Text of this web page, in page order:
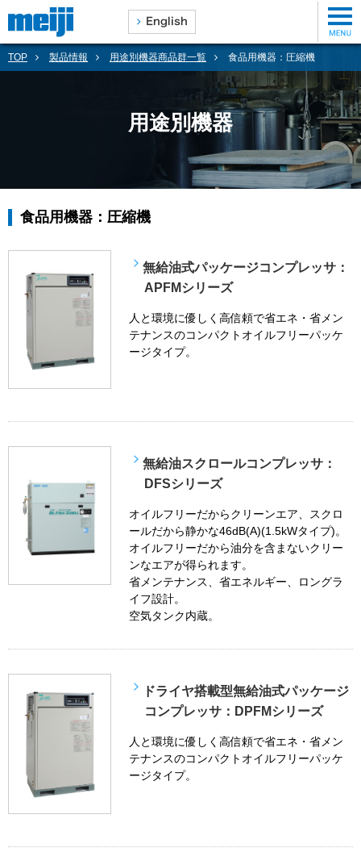
TOP 製品情報 用途別機器商品群一覧 食品用機器：圧縮機
用途別機器
食品用機器：圧縮機
無給油式パッケージコンプレッサ：
APFMシリーズ
人と環境に優しく高信頼で省エネ・省メン
テナンスのコンパクトオイルフリーパッケ
ージタイプ。
無給油スクロールコンプレッサ：
DFSシリーズ
オイルフリーだからクリーンエア、スクロ
ールだから静かな46dB(A)(1.5kWタイプ)。
オイルフリーだから油分を含まないクリー
ンなエアが得られます。
省メンテナンス、省エネルギー、ロングラ
イフ設計。
空気タンク内蔵。
ドライヤ搭載型無給油式パッケージ
コンプレッサ：DPFMシリーズ
人と環境に優しく高信頼で省エネ・省メン
テナンスのコンパクトオイルフリーパッケ
ージタイプ。